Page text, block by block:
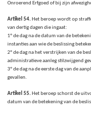
Onroerend Erfgoed of bij zijn
Artikel 54.Het beroep wordt op
van dertig dagen die ingaat:
1° de dag na de datum van de
instanties aan wie de beslissing
2° de dag na het verstrijken van de
administratieve aanleg stilzwijgend
3° de dag na de eerste dag van de
gevallen.
Artikel 55.Het beroep schorst de
datum van de betekening van de